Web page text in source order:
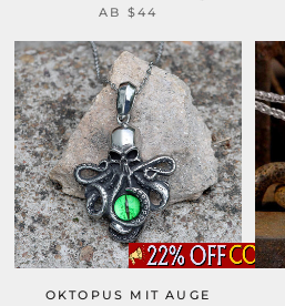
AB $44
OKTOPUS MIT AUGE